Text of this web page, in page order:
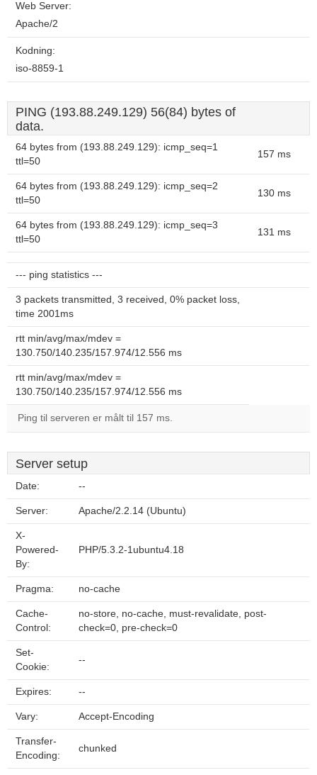
Web Server:
Apache/2
Kodning:
iso-8859-1
PING (193.88.249.129) 56(84) bytes of
data.
64 bytes from (193.88.249.129): icmp_seq=1
ttl=50
157 ms
64 bytes from (193.88.249.129): icmp_seq=2
ttl=50
130 ms
64 bytes from (193.88.249.129): icmp_seq=3
ttl=50
131 ms
--- ping statistics ---
3 packets transmitted, 3 received, 0% packet loss,
time 2001ms
rtt min/avg/max/mdev =
130.750/140.235/157.974/12.556 ms
rtt min/avg/max/mdev =
130.750/140.235/157.974/12.556 ms
Ping til serveren er målt til 157 ms.
Server setup
Date: --
Server: Apache/2.2.14 (Ubuntu)
X-
Powered-
By:
PHP/5.3.2-1ubuntu4.18
Pragma: no-cache
Cache-
Control:
no-store, no-cache, must-revalidate, post-
check=0, pre-check=0
Set-
Cookie:
--
Expires: --
Vary: Accept-Encoding
Transfer-
Encoding:
chunked